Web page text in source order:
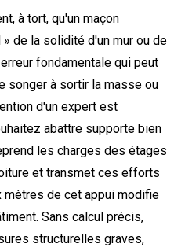
à tort, qu'un maçon
de la solidité d'un mur ou de
fondamentale qui peut
songer à sortir la masse ou
d'un expert est
abattre supporte bien
les charges des étages
et transmet ces efforts
mètres de cet appui modifie
Sans calcul précis,
structurelles graves,